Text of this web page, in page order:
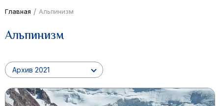
Главная / Альпинизм
Альпинизм
Архив 2021